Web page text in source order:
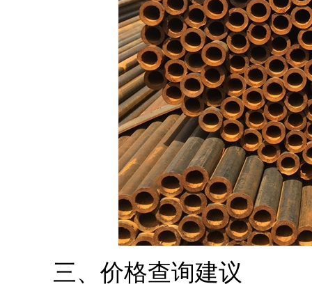
三、价格查询建议